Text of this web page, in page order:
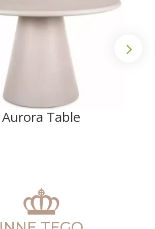
Aurora Table